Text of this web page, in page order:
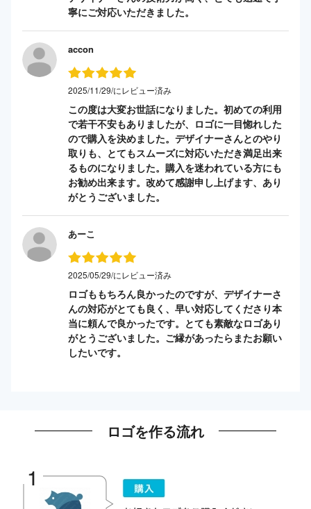
寧にご対応いただきました。
accon
2025/11/29/にレビュー済み
この度は大変お世話になりました。初めての利用
で若干不安もありましたが、ロゴに一目惚れした
ので購入を決めました。デザイナーさんとのやり
取りも、とてもスムーズに対応いただき満足出来
るものになりました。購入を迷われている方にも
お勧め出来ます。改めて感謝申し上げます、あり
がとうございました。
あーこ
2025/05/29/にレビュー済み
ロゴももちろん良かったのですが、デザイナーさ
んの対応がとても良く、早い対応してくださり本
当に頼んで良かったです。とても素敵なロゴあり
がとうございました。ご縁があったらまたお願い
したいです。
ロゴを作る流れ